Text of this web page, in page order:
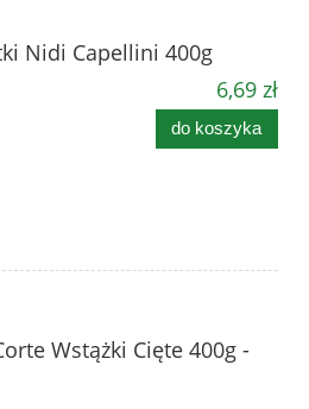
Nidi Capellini 400g
6,69 zł
do koszyka
Wstążki Cięte 400g -